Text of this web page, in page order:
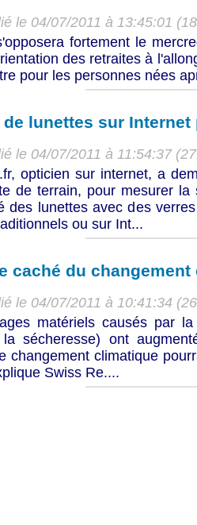
le 04/07/2011 à 13:45:01
fortement le
des retraites à
pour les personnes nées
de lunettes sur Internet
le 04/07/2011 à 11:54:37
opticien sur internet, a
de terrain, pour mesurer
des lunettes avec des
ou sur Int...
caché du
le 04/07/2011 à 10:41:34
matériels causés par
sécheresse) ont
changement climatique
Swiss Re....